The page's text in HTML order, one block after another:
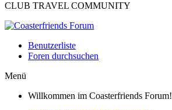
CLUB TRAVEL COMMUNITY
Benutzerliste
Foren durchsuchen
Menü
Willkommen im Coasterfriends Forum!